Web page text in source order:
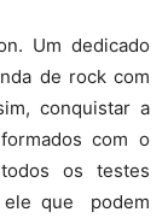
Um dedicado
de rock com
conquistar a
com o
os testes
ele que podem